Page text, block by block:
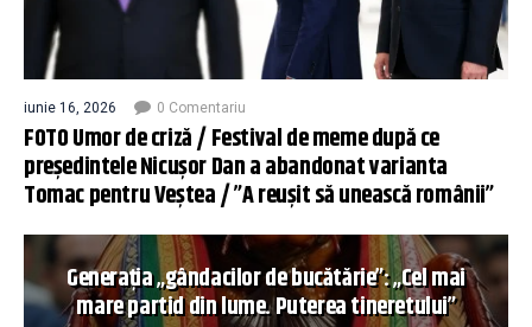
iunie 16, 2026 0 Comentariu
FOTO Umor de criză / Festival de meme după ce
președintele Nicușor Dan a abandonat varianta
Tomac pentru Veștea / ”A reușit să unească românii”
Generația „gândacilor de bucătărie”: „Cel mai
mare partid din lume. Puterea tineretului”